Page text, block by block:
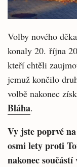
Volby nového
konaly 20. října
kteří chtěli
jemuž končilo
volbě nakonec
Bláha.
Vy jste poprvé
osmi lety proti
nakonec